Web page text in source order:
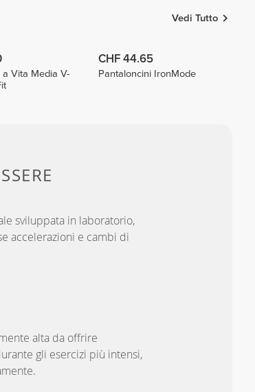
Vedi Tutto
a Vita Media V-
CHF 44.65
Pantaloncini IronMode
sviluppata in laboratorio,
accelerazioni e cambi di
alta da offrire
gli esercizi più intensi,